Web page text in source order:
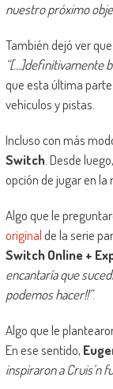
nuestro próximo
También dejó ver
“[…]definitivamente
que esta última
vehículos y pistas.
Incluso con más
Switch. Desde
opción de jugar en la
Algo que le
originalde la serie
Switch Online +
encantaría que
podemos hacer!!”.
Algo que le
En ese sentido,
inspiraron a Cruis’n